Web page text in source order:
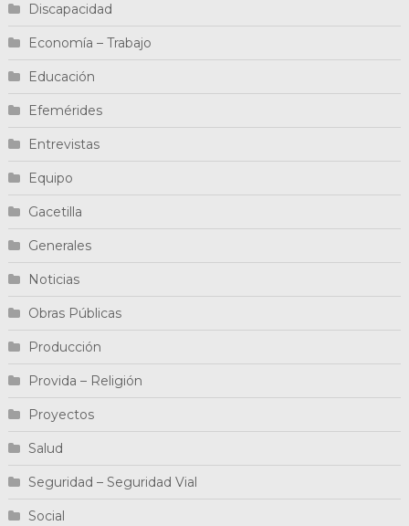
Discapacidad
Economía – Trabajo
Educación
Efemérides
Entrevistas
Equipo
Gacetilla
Generales
Noticias
Obras Públicas
Producción
Provida – Religión
Proyectos
Salud
Seguridad – Seguridad Vial
Social